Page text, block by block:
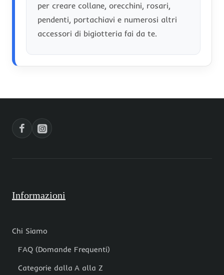
per creare collane, orecchini, rosari,
pendenti, portachiavi e numerosi altri
accessori di bigiotteria fai da te.
Informazioni
Chi Siamo
FAQ (Domande Frequenti)
Categorie dalla A alla Z